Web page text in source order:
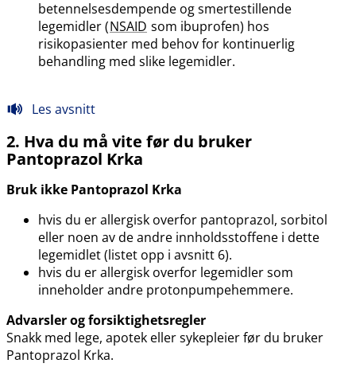
betennelsesdempende og smertestillende
legemidler (NSAID som ibuprofen) hos
risikopasienter med behov for kontinuerlig
behandling med slike legemidler.
Les avsnitt
2. Hva du må vite før du bruker
Pantoprazol Krka
Bruk ikke Pantoprazol Krka
hvis du er allergisk overfor pantoprazol, sorbitol
eller noen av de andre innholdsstoffene i dette
legemidlet (listet opp i avsnitt 6).
hvis du er allergisk overfor legemidler som
inneholder andre protonpumpehemmere.
Advarsler og forsiktighetsregler
Snakk med lege, apotek eller sykepleier før du bruker
Pantoprazol Krka.